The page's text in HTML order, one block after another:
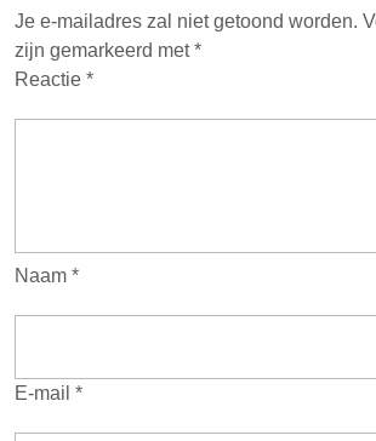
Je e-mailadres zal niet getoond worden.
zijn gemarkeerd met*
Reactie *
Naam *
E-mail *